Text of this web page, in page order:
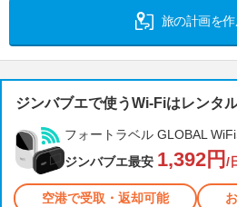
旅の計画を
ジンバブエで使うWi-Fiはレンタ
フォートラベル GLOBAL
ジンバブエ最安 1,392円 /
空港で受取・返却可能